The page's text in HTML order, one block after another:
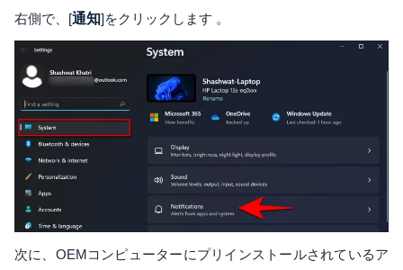
右側で、[通知]をクリックします 。
次に、OEMコンピューターにプリインストールされているア